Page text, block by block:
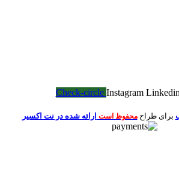
Check-circle Instagram Linkedin
برای طراحمحفوظ است ارائه شده در نت اکسیر